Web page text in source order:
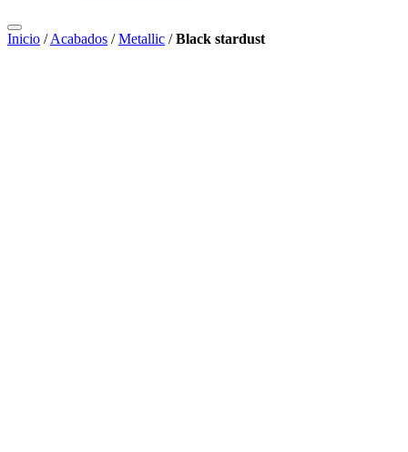
Inicio /Acabados /Metallic /Black stardust